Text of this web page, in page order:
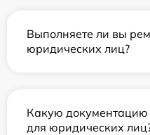
Выполняете ли вы
юридических лиц?
Какую документацию
для юридических